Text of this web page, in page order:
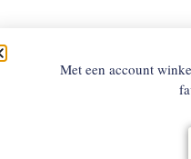
Smoking schoenen /
Met een account